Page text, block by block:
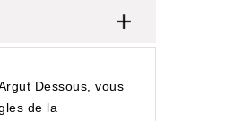
Dessous, vous
de la